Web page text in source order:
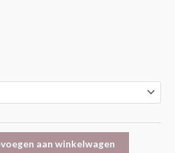
aan winkelwagen